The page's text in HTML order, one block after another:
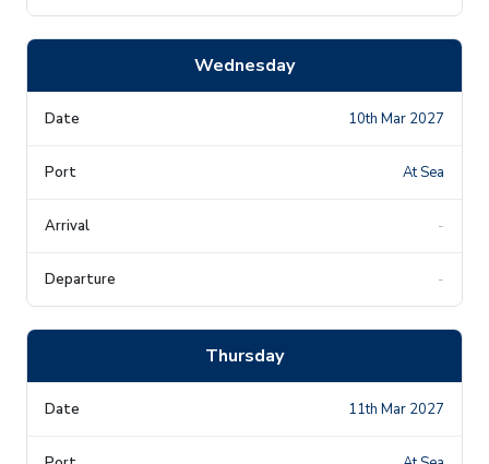
Wednesday
10th Mar 2027
At Sea
-
-
Thursday
11th Mar 2027